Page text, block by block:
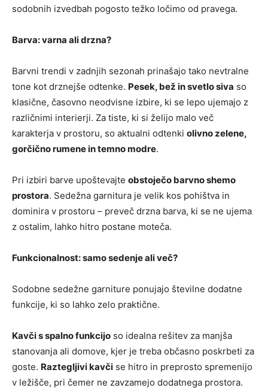
sodobnih izvedbah pogosto težko ločimo od pravega.
Barva: varna ali drzna?
Barvni trendi v zadnjih sezonah prinašajo tako nevtralne
tone kot drznejše odtenke. Pesek, bež in svetlo siva so
klasične, časovno neodvisne izbire, ki se lepo ujemajo z
različnimi interierji. Za tiste, ki si želijo malo več
karakterja v prostoru, so aktualni odtenki olivno zelene,
gorčično rumene in temno modre.
Pri izbiri barve upoštevajte obstoječo barvno shemo
prostora. Sedežna garnitura je velik kos pohištva in
dominira v prostoru – preveč drzna barva, ki se ne ujema
z ostalim, lahko hitro postane moteča.
Funkcionalnost: samo sedenje ali več?
Sodobne sedežne garniture ponujajo številne dodatne
funkcije, ki so lahko zelo praktične.
Kavči s spalno funkcijo so idealna rešitev za manjša
stanovanja ali domove, kjer je treba občasno poskrbeti za
goste. Raztegljivi kavči se hitro in preprosto spremenijo
v ležišče, pri čemer ne zavzamejo dodatnega prostora.